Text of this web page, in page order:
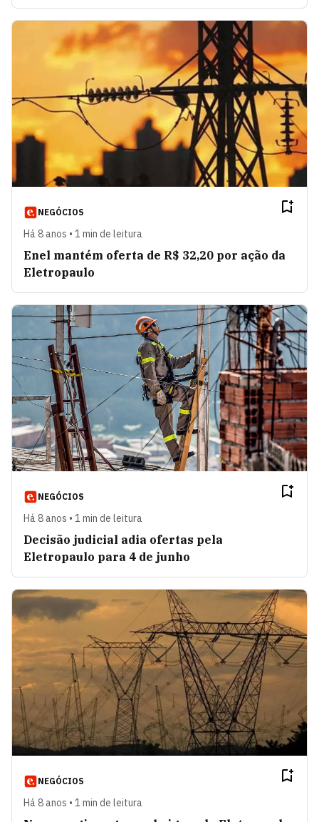
NEGÓCIOS
Há 8 anos • 1 min de leitura
Enel mantém oferta de R$ 32,20 por ação da
Eletropaulo
NEGÓCIOS
Há 8 anos • 1 min de leitura
Decisão judicial adia ofertas pela
Eletropaulo para 4 de junho
NEGÓCIOS
Há 8 anos • 1 min de leitura